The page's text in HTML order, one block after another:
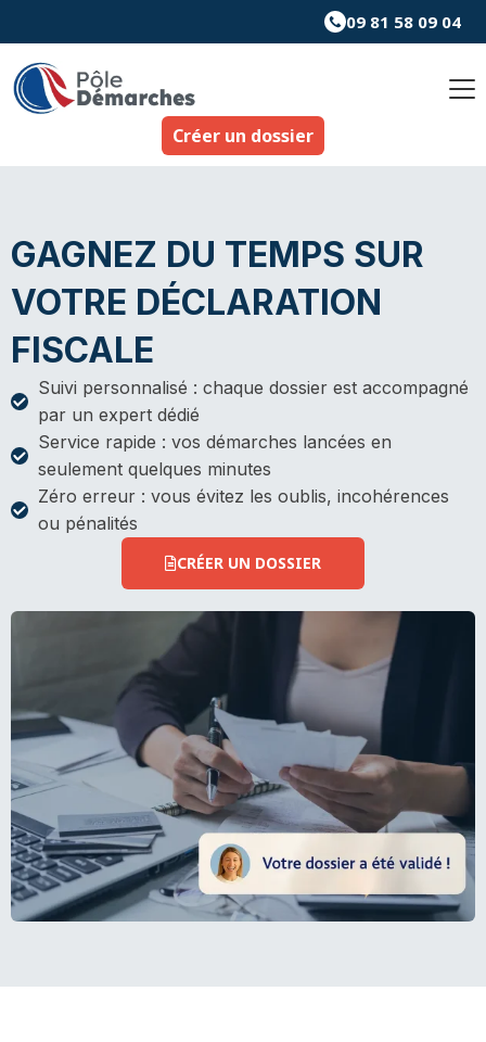
au
contenu
09 81 58 09 04
Créer un dossier
GAGNEZ DU TEMPS SUR
VOTRE DÉCLARATION
FISCALE
Suivi personnalisé : chaque dossier est accompagné
par un expert dédié
Service rapide : vos démarches lancées en
seulement quelques minutes
Zéro erreur : vous évitez les oublis, incohérences
ou pénalités
CRÉER UN DOSSIER